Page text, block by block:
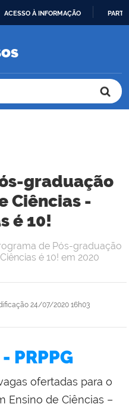
ACESSO À INFORMAÇÃO
graduação
Ciências -
é 10!
24/07/2020 16h03
de Pós-graduação
é 10! em 2020
PRPPG
ofertadas para o
Ensino de Ciências –